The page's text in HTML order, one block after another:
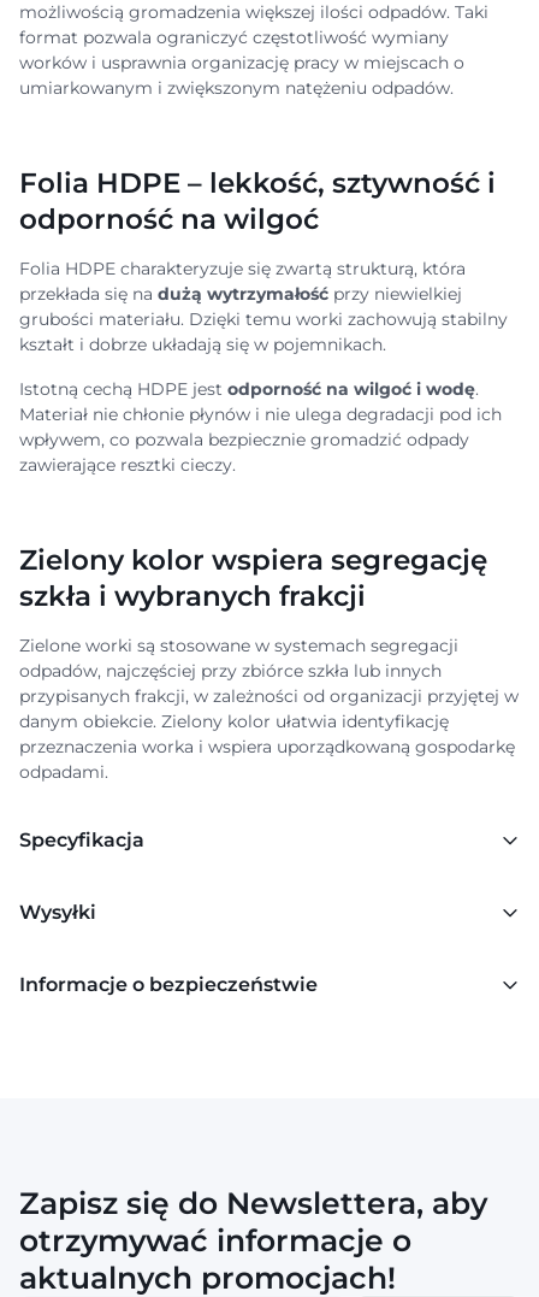
możliwością gromadzenia większej ilości odpadów. Taki
format pozwala ograniczyć częstotliwość wymiany
worków i usprawnia organizację pracy w miejscach o
umiarkowanym i zwiększonym natężeniu odpadów.
Folia HDPE – lekkość, sztywność i
odporność na wilgoć
Folia HDPE charakteryzuje się zwartą strukturą, która
przekłada się na dużą wytrzymałość przy niewielkiej
grubości materiału. Dzięki temu worki zachowują stabilny
kształt i dobrze układają się w pojemnikach.
Istotną cechą HDPE jest odporność na wilgoć i wodę.
Materiał nie chłonie płynów i nie ulega degradacji pod ich
wpływem, co pozwala bezpiecznie gromadzić odpady
zawierające resztki cieczy.
Zielony kolor wspiera segregację
szkła i wybranych frakcji
Zielone worki są stosowane w systemach segregacji
odpadów, najczęściej przy zbiórce szkła lub innych
przypisanych frakcji, w zależności od organizacji przyjętej w
danym obiekcie. Zielony kolor ułatwia identyfikację
przeznaczenia worka i wspiera uporządkowaną gospodarkę
odpadami.
Specyfikacja
Wysyłki
Informacje o bezpieczeństwie
Zapisz się do Newslettera, aby
otrzymywać informacje o
aktualnych promocjach!